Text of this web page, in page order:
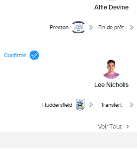
Alfie Devine
Preston Fin de prêt
Confirmé
Lee Nicholls
Huddersfield Transfert
Voir Tout